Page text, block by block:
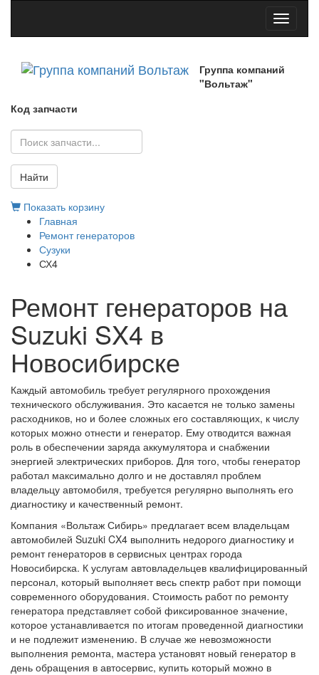
Toggle
Группа компаний
"Вольтаж"
Код запчасти
Найти
Показать корзину
Главная
Ремонт генераторов
Сузуки
СХ4
Ремонт генераторов на
Suzuki SX4 в
Новосибирске
Каждый автомобиль требует регулярного прохождения
технического обслуживания. Это касается не только замены
расходников, но и более сложных его составляющих, к числу
которых можно отнести и генератор. Ему отводится важная
роль в обеспечении заряда аккумулятора и снабжении
энергией электрических приборов. Для того, чтобы генератор
работал максимально долго и не доставлял проблем
владельцу автомобиля, требуется регулярно выполнять его
диагностику и качественный ремонт.
Компания «Вольтаж Сибирь» предлагает всем владельцам
автомобилей Suzuki CX4 выполнить недорого диагностику и
ремонт генераторов в сервисных центрах города
Новосибирска. К услугам автовладельцев квалифицированный
персонал, который выполняет весь спектр работ при помощи
современного оборудования. Стоимость работ по ремонту
генератора представляет собой фиксированное значение,
которое устанавливается по итогам проведенной диагностики
и не подлежит изменению. В случае же невозможности
выполнения ремонта, мастера установят новый генератор в
день обращения в автосервис, купить который можно в